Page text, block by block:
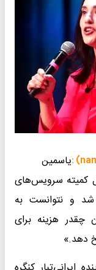
یاسمین
کمیته سرویس‌های
و نتوانست به
چقدر هزینه برای
دهد.»